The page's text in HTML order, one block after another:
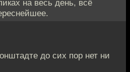
на весь день, всё
до сих пор нет ни